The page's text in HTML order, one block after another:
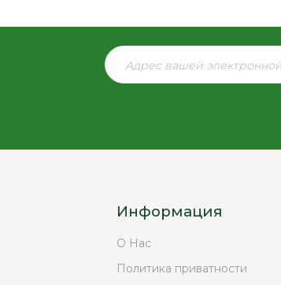
Информация
О Нас
Политика приватности